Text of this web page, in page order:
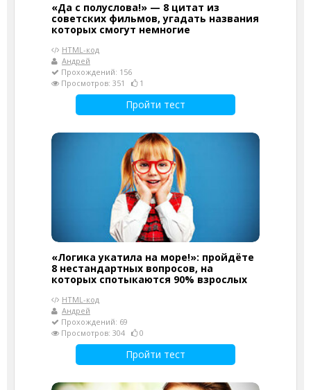
«Да с полуслова!» — 8 цитат из
советских фильмов, угадать названия
которых смогут немногие
HTML-код
Андрей
Прохождений: 156
Просмотров: 351
1
Пройти тест
«Логика укатила на море!»: пройдёте
8 нестандартных вопросов, на
которых спотыкаются 90% взрослых
HTML-код
Андрей
Прохождений: 69
Просмотров: 304
0
Пройти тест